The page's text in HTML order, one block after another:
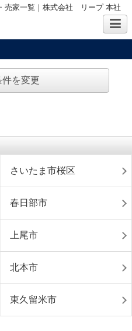
売家一覧｜株式会社 リープ 本社
を変更
さいたま市桜区
春日部市
上尾市
北本市
東久留米市